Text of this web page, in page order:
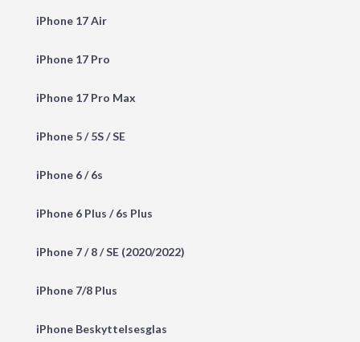
iPhone 17 Air
iPhone 17 Pro
iPhone 17 Pro Max
iPhone 5 / 5S / SE
iPhone 6 / 6s
iPhone 6 Plus / 6s Plus
iPhone 7 / 8 / SE (2020/2022)
iPhone 7/8 Plus
iPhone Beskyttelsesglas